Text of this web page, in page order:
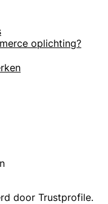
oplichting?
door Trustprofile.